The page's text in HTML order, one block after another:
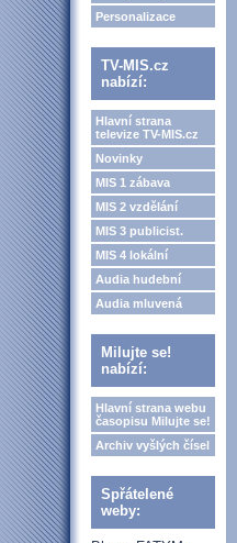
Personalizace
TV-MIS.cz
nabízí:
Hlavní strana
televize TV-MIS.cz
Novinky
MIS 1 zábava
MIS 2 vzdělání
MIS 3 publicist.
MIS 4 lokální
Audia hudební
Audia mluvená
Milujte se!
nabízí:
Hlavní strana webu
časopisu Milujte se!
Archiv vyšlých čísel
Spřátelené
weby: